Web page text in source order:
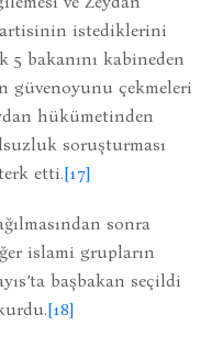
istediklerini
5 bakanını kabineden
güvenoyunu çekmeleri
hükümetinden
soruşturması
etti.[17]
sonra
islami grupların
başbakan seçildi
[18]